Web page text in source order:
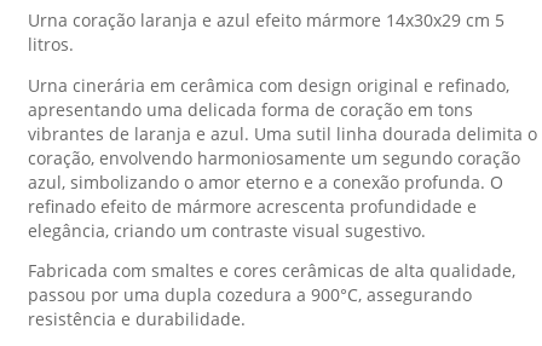
Urna coração laranja e azul efeito mármore 14x30x29 cm 5
litros.
Urna cinerária em cerâmica com design original e refinado,
apresentando uma delicada forma de coração em tons
vibrantes de laranja e azul. Uma sutil linha dourada delimita o
coração, envolvendo harmoniosamente um segundo coração
azul, simbolizando o amor eterno e a conexão profunda. O
refinado efeito de mármore acrescenta profundidade e
elegância, criando um contraste visual sugestivo.
Fabricada com smaltes e cores cerâmicas de alta qualidade,
passou por uma dupla cozedura a 900°C, assegurando
resistência e durabilidade.